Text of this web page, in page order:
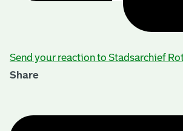
Send your reaction to Stadsarchief
Share